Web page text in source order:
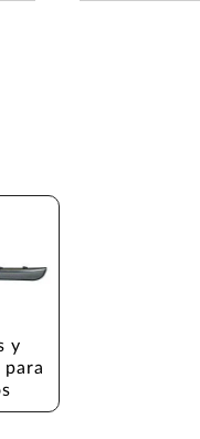
y
para